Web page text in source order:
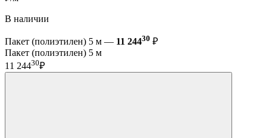
В наличии
Пакет (полиэтилен) 5 м — 11 24430 ₽
Пакет (полиэтилен) 5 м
11 24430₽